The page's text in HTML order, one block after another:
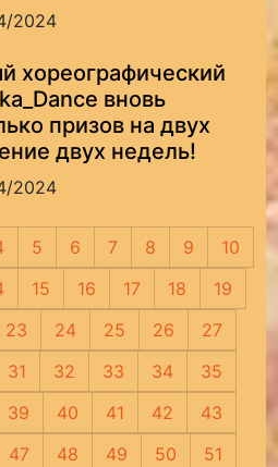
2024
хореографический
вновь
призов на двух
двух недель!
2024
5 6 7 8 9
10
15 16 17 18
19
23 24 25 26
27
31 32 33 34
35
39 40 41 42
43
47 48 49 50
51